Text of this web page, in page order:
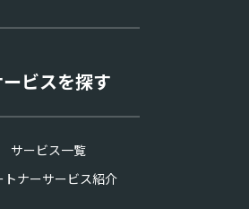
ビスを探す
サービス一覧
トナーサービス紹介